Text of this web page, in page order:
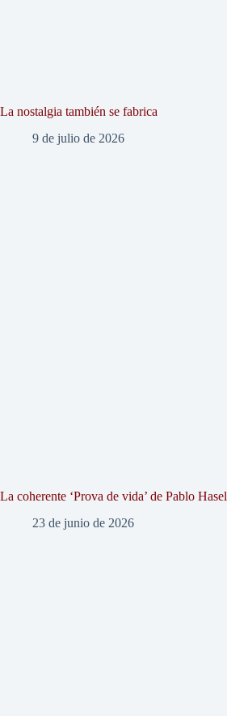
La nostalgia también se fabrica
9 de julio de 2026
La coherente ‘Prova de vida’ de Pablo Hasel
23 de junio de 2026